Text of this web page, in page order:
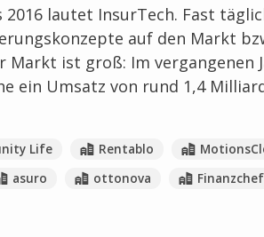
2016 lautet InsurTech. Fast
auf den Markt
Markt ist groß: Im vergangenen
ein Umsatz von rund 1,4
Life Rentablo
asuro ottonova